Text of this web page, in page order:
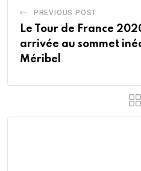
PREVIOUS POST
Le Tour de France
arrivée au sommet
Méribel